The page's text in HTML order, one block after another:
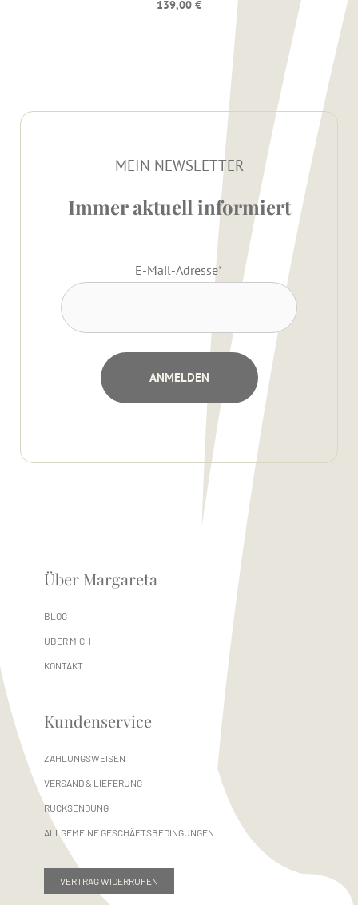
139,00 €
MEIN NEWSLETTER
Immer aktuell informiert
E-Mail-Adresse*
Über Margareta
BLOG
ÜBER MICH
KONTAKT
Kundenservice
ZAHLUNGSWEISEN
VERSAND & LIEFERUNG
RÜCKSENDUNG
ALLGEMEINE GESCHÄFTSBEDINGUNGEN
VERTRAG WIDERRUFEN